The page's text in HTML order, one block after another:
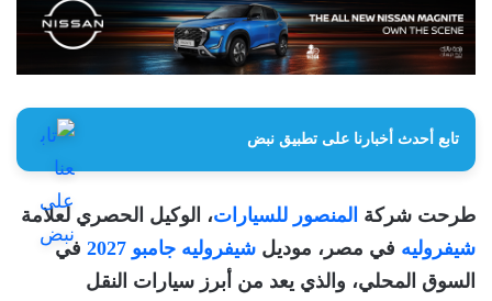
تابع أحدث أخبارنا على تطبيق نبض
طرحت شركة المنصور للسيارات، الوكيل الحصري لعلامة
شيفروليه في مصر، موديل شيفروليه جامبو 2027
في
السوق المحلي، والذي يعد من أبرز سيارات النقل